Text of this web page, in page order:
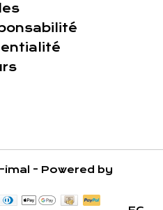
- Powered by